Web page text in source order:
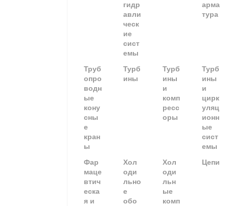
гидр
авли
ческ
ие
сист
емы
арма
тура
Труб
опро
водн
ые
кону
сны
е
кран
ы
Турб
ины
Турб
ины
и
комп
ресс
оры
Турб
ины
и
цирк
уляц
ионн
ые
сист
емы
Фар
маце
втич
еска
я и
Хол
оди
льно
е
обо
Хол
оди
льн
ые
комп
Цепи